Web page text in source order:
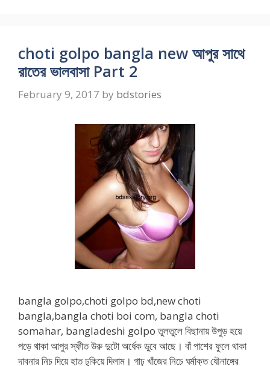
choti golpo bangla new আপুর সাথে
রাতের ভালবাসা Part 2
February 9, 2017 by bdstories
bangla golpo,choti golpo bd,new choti
bangla,bangla choti boi com, bangla choti
somahar, bangladeshi golpo তুলতুলে বিছানায় উপুড় হয়ে
পড়ে থাকা আপুর স্ফীত উরু দুটো অর্ধেক ডুবে আছে। বাঁ পাশের ফুলে থাকা
দাবনার নিচ দিয়ে হাত ঢুকিয়ে দিলাম। গাঢ় খাঁজের নিচে ঘর্মাক্ত যৌনাঙ্গের